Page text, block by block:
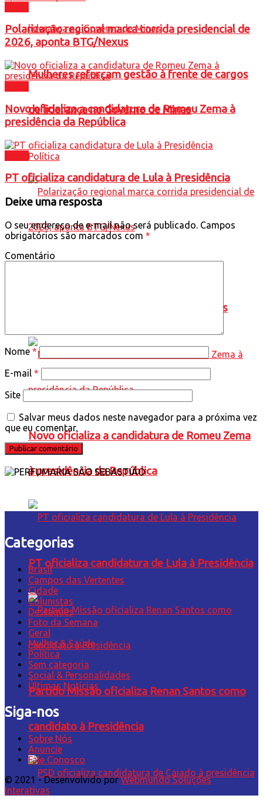
Mulheres reforçam gestão à frente de cargos
de liderança no Governo de Minas
Política
presidencial de 2026, aponta BTG/Nexus
Novo oficializa a candidatura de Romeu Zema
à presidência da República
PT oficializa candidatura de Lula à Presidência
Partido Missão oficializa Renan Santos como
candidato à Presidência
Polarização regional marca corrida presidencial de
2026, aponta BTG/Nexus
Novo oficializa a candidatura de Romeu Zema à
presidência da República
PT oficializa candidatura de Lula à Presidência
Deixe uma resposta
O seu endereço de e-mail não será publicado. Campos
obrigatórios são marcados com *
Comentário
Nome *
E-mail *
Site
Salvar meus dados neste navegador para a próxima vez
que eu comentar.
Categorias
Brasil
Campos das Vertentes
Cidade
Colunistas
Destaques
Foto da Semana
Geral
Mulher & Saúde
Política
Sem categoria
Social & Personalidades
Últimas Notícias
Siga-nos
Sobre Nós
Anuncie
Fale Conosco
© 2021 - Desenvolvido porWebmundo Soluções
Interativas